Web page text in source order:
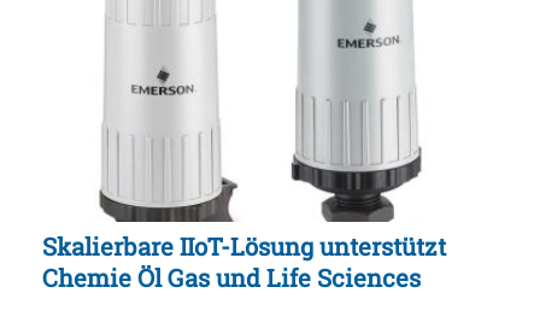
Skalierbare IIoT-Lösung unterstützt
Chemie Öl Gas und Life Sciences